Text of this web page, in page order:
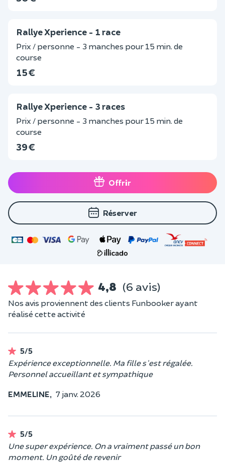
Rallye Xperience - 1 race
Prix / personne - 3 manches pour 15 min. de
course
15 €
Rallye Xperience - 3 races
Prix / personne - 3 manches pour 15 min. de
course
39 €
Offrir
Réserver
4,8 (6 avis)
Nos avis proviennent des clients Funbooker ayant
réalisé cette activité
5/5
Expérience exceptionnelle. Ma fille s'est régalée.
Personnel accueillant et sympathique
EMMELINE, 7 janv. 2026
5/5
Une super expérience. On a vraiment passé un bon
moment. Un goûté de revenir